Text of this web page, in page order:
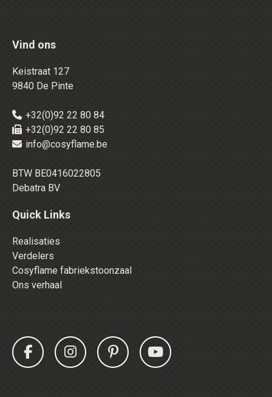
Vind ons
Keistraat 127
9840 De Pinte
+32(0)92 22 80 84
+32(0)92 22 80 85
info@cosyflame.be
BTW BE0416022805
Debatra BV
Quick Links
Realisaties
Verdelers
Cosyflame fabriekstoonzaal
Ons verhaal